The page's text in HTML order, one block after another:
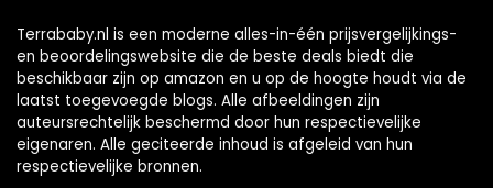
Terrababy.nl is een moderne alles-in-één prijsvergelijkings-
en beoordelingswebsite die de beste deals biedt die
beschikbaar zijn op amazon en u op de hoogte houdt via de
laatst toegevoegde blogs. Alle afbeeldingen zijn
auteursrechtelijk beschermd door hun respectievelijke
eigenaren. Alle geciteerde inhoud is afgeleid van hun
respectievelijke bronnen.